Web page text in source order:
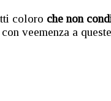
coloro che non
veemenza a